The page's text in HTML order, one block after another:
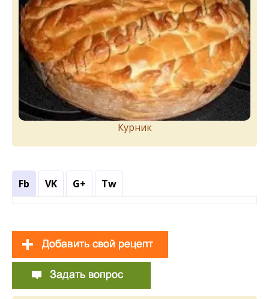
Курник
Fb VK G+ Tw